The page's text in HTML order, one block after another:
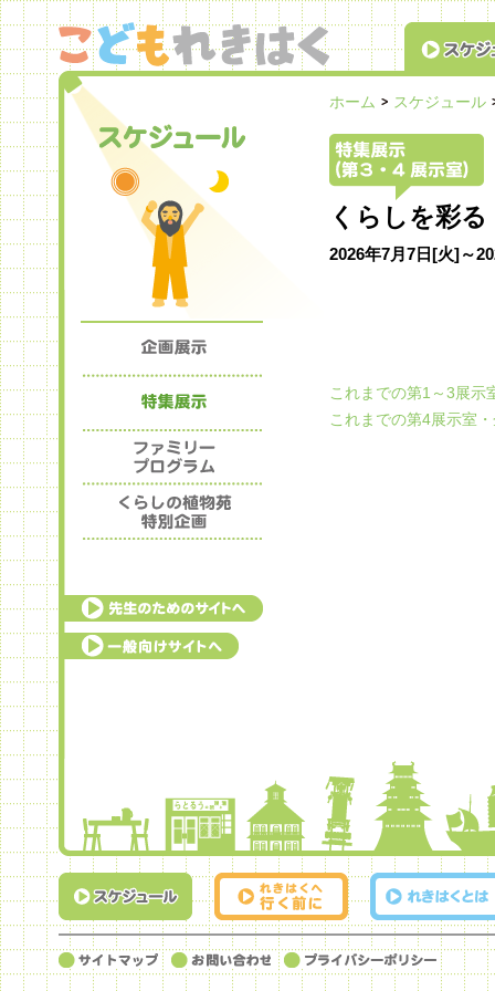
こどもれきはく（国立歴史民俗博物館）
スケジュール
スケジュール
企画展示
くらしの植物苑特別企画
先生のためのサイトへ
ホーム スケジュール
くらしを彩
2026年7月7日[火]～
これまでの第1～3展示
これまでの第4展示室
スケジュール
れきはくへ行く前
れきはくとは